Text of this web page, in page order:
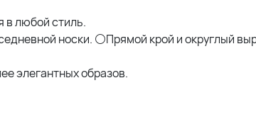
в любой стиль.
носки. ⚪Прямой крой и округлый
элегантных образов.